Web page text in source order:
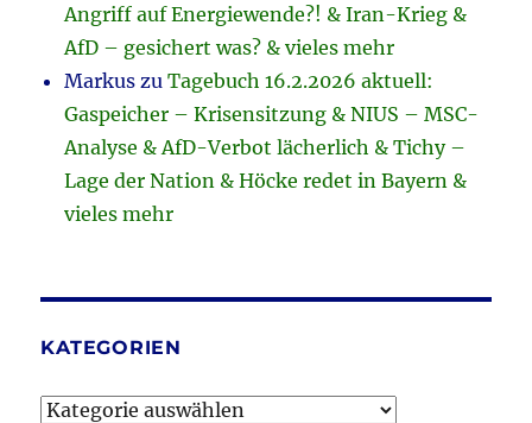
Angriff auf Energiewende?! & Iran-Krieg &
AfD – gesichert was? & vieles mehr
Markus zuTagebuch 16.2.2026 aktuell:
Gaspeicher – Krisensitzung & NIUS – MSC-
Analyse & AfD-Verbot lächerlich & Tichy –
Lage der Nation & Höcke redet in Bayern &
vieles mehr
KATEGORIEN
Kategorien